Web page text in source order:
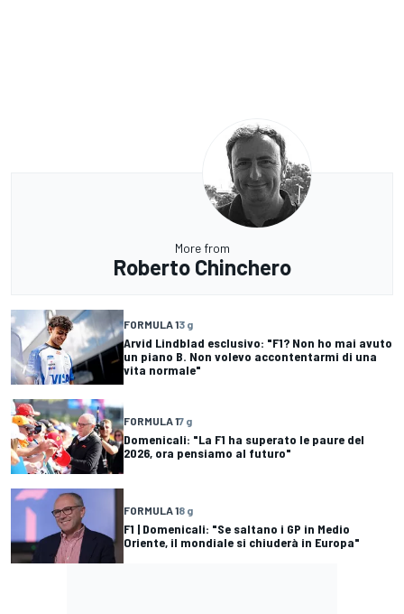
More from
Roberto Chinchero
FORMULA 13 g
Arvid Lindblad esclusivo: "F1? Non ho mai avuto
un piano B. Non volevo accontentarmi di una
vita normale"
FORMULA 17 g
Domenicali: "La F1 ha superato le paure del
2026, ora pensiamo al futuro"
FORMULA 18 g
F1 | Domenicali: "Se saltano i GP in Medio
Oriente, il mondiale si chiuderà in Europa"